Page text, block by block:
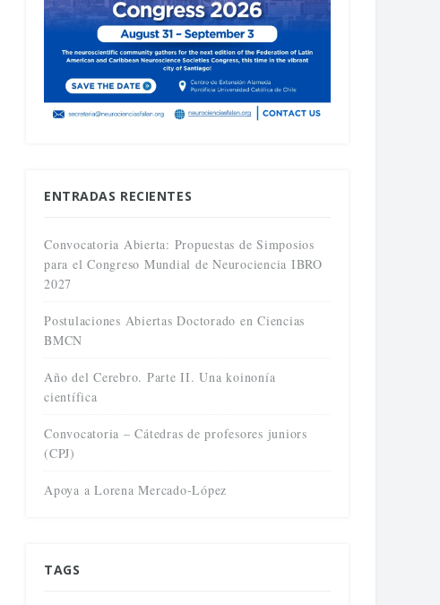
ENTRADAS RECIENTES
Convocatoria Abierta: Propuestas de Simposios
para el Congreso Mundial de Neurociencia IBRO
2027
Postulaciones Abiertas Doctorado en Ciencias
BMCN
Año del Cerebro. Parte II. Una koinonía
científica
Convocatoria – Cátedras de profesores juniors
(CPJ)
Apoya a Lorena Mercado-López
TAGS